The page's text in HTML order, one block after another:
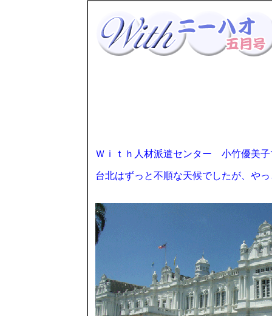
Ｗｉｔｈ人材派遣センター 小竹優美子
台北はずっと不順な天候でしたが、や